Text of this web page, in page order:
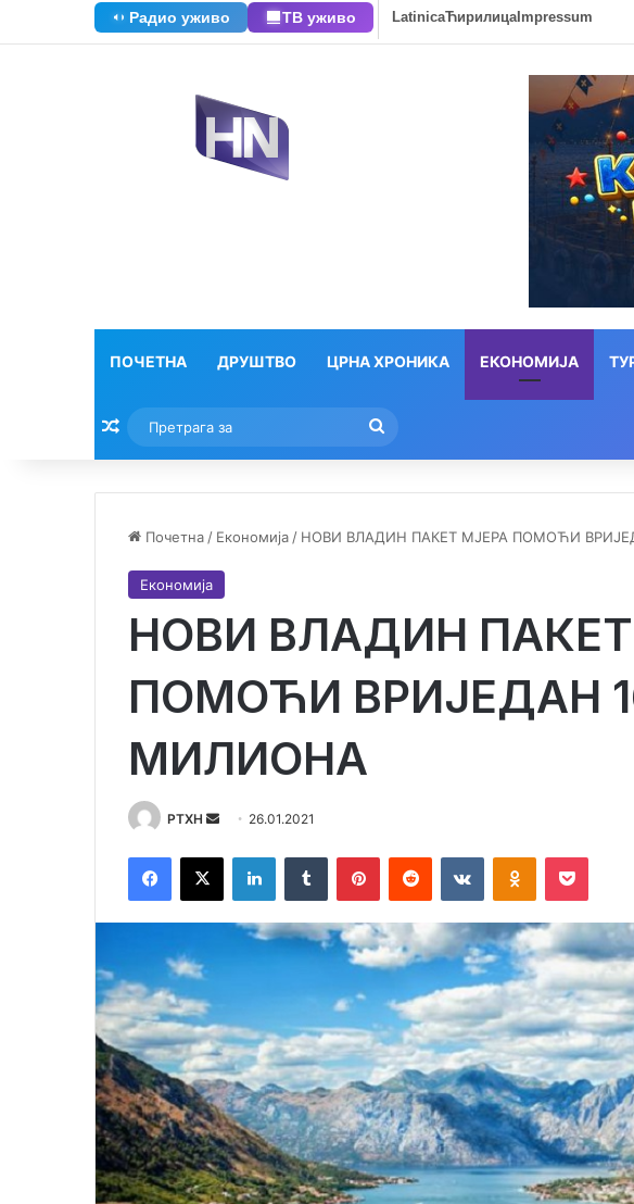
Радио уживо ТВ уживо LatinicaЋирилицаImpressum
ПОЧЕТНА ДРУШТВО ЦРНА ХРОНИКА ЕКОНОМИЈА
Насумични текстови
Претрага
за
Почетна / Економија / НОВИ ВЛАДИН ПАКЕТ МЈЕРА ПОМОЋИ
Економија
НОВИ ВЛАДИН
ПОМОЋИ ВРИЈЕДАН
МИЛИОНА
РТХН
Send
email
26.01.2021
Фацебоок
X ЛинкедИнТумблрПинтерестРеддитВКонтакте Поцкет